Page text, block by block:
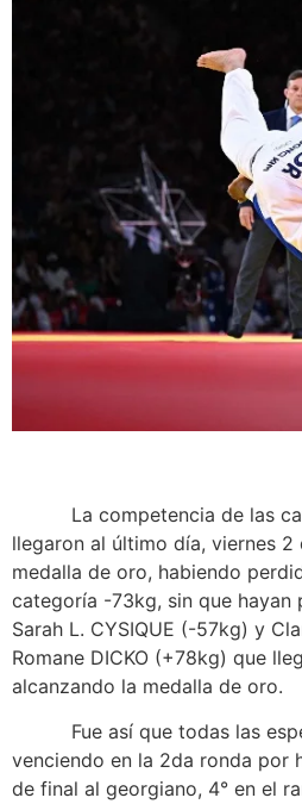
La competencia de las
llegaron al último día, viernes
medalla de oro, habiendo
categoría -73kg, sin que hayan
Sarah L. CYSIQUE (-57kg) y
Romane DICKO (+78kg) que
alcanzando la medalla de oro.
Fue así que todas las
venciendo en la 2da ronda por
de final al georgiano, 4° en el